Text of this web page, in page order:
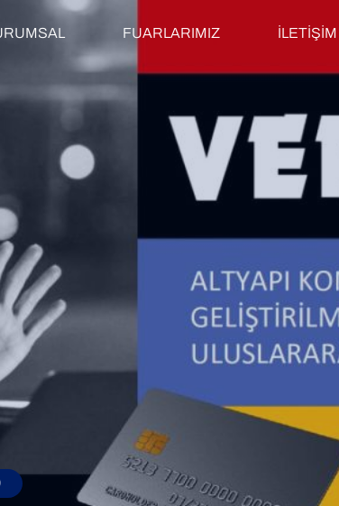
FUARLARIMIZ İLETİŞİM